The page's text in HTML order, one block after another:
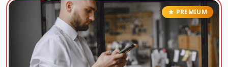
PREMIUM